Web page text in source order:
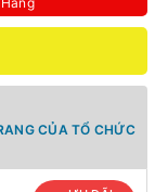
CỦA TỔ CHỨC